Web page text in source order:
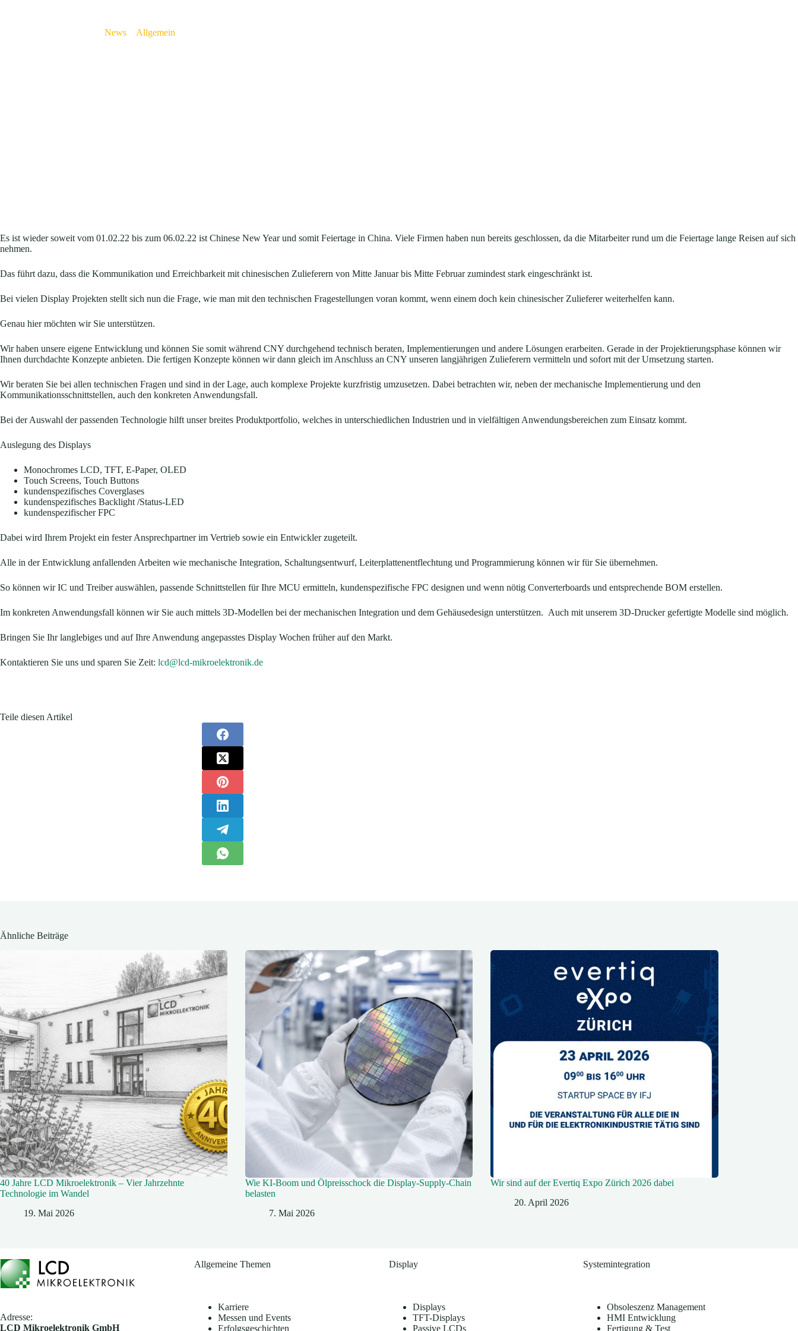
News Allgemein
Es ist wieder soweit vom 01.02.22 bis zum 06.02.22 ist Chinese New Year und somit Feiertage in China. Viele Firmen haben nun bereits geschlossen, da die Mitarbeiter rund um die Feiertage lange Reisen auf sich
nehmen.
Das führt dazu, dass die Kommunikation und Erreichbarkeit mit chinesischen Zulieferern von Mitte Januar bis Mitte Februar zumindest stark eingeschränkt ist.
Bei vielen Display Projekten stellt sich nun die Frage, wie man mit den technischen Fragestellungen voran kommt, wenn einem doch kein chinesischer Zulieferer weiterhelfen kann.
Genau hier möchten wir Sie unterstützen.
Wir haben unsere eigene Entwicklung und können Sie somit während CNY durchgehend technisch beraten, Implementierungen und andere Lösungen erarbeiten. Gerade in der Projektierungsphase können wir
Ihnen durchdachte Konzepte anbieten. Die fertigen Konzepte können wir dann gleich im Anschluss an CNY unseren langjährigen Zulieferern vermitteln und sofort mit der Umsetzung starten.
Wir beraten Sie bei allen technischen Fragen und sind in der Lage, auch komplexe Projekte kurzfristig umzusetzen. Dabei betrachten wir, neben der mechanische Implementierung und den
Kommunikationsschnittstellen, auch den konkreten Anwendungsfall.
Bei der Auswahl der passenden Technologie hilft unser breites Produktportfolio, welches in unterschiedlichen Industrien und in vielfältigen Anwendungsbereichen zum Einsatz kommt.
Auslegung des Displays
Monochromes LCD, TFT, E-Paper, OLED
Touch Screens, Touch Buttons
kundenspezifisches Coverglases
kundenspezifisches Backlight /Status-LED
kundenspezifischer FPC
Dabei wird Ihrem Projekt ein fester Ansprechpartner im Vertrieb sowie ein Entwickler zugeteilt.
Alle in der Entwicklung anfallenden Arbeiten wie mechanische Integration, Schaltungsentwurf, Leiterplattenentflechtung und Programmierung können wir für Sie übernehmen.
So können wir IC und Treiber auswählen, passende Schnittstellen für Ihre MCU ermitteln, kundenspezifische FPC designen und wenn nötig Converterboards und entsprechende BOM erstellen.
Im konkreten Anwendungsfall können wir Sie auch mittels 3D-Modellen bei der mechanischen Integration und dem Gehäusedesign unterstützen. Auch mit unserem 3D-Drucker gefertigte Modelle sind möglich.
Bringen Sie Ihr langlebiges und auf Ihre Anwendung angepasstes Display Wochen früher auf den Markt.
Kontaktieren Sie uns und sparen Sie Zeit: lcd@lcd-mikroelektronik.de
Teile diesen Artikel
Ähnliche Beiträge
40 Jahre LCD Mikroelektronik – Vier Jahrzehnte
Technologie im Wandel
19. Mai 2026
Wie KI‑Boom und Ölpreisschock die Display‑Supply-Chain
belasten
7. Mai 2026
Wir sind auf der Evertiq Expo Zürich 2026 dabei
20. April 2026
Adresse:
​LCD Mikroelektronik GmbH
Allgemeine Themen
Karriere
Messen und Events
Erfolgsgeschichten
Display
Displays
TFT-Displays
Passive LCDs
Systemintegration
Obsoleszenz Management
HMI Entwicklung
Fertigung & Test